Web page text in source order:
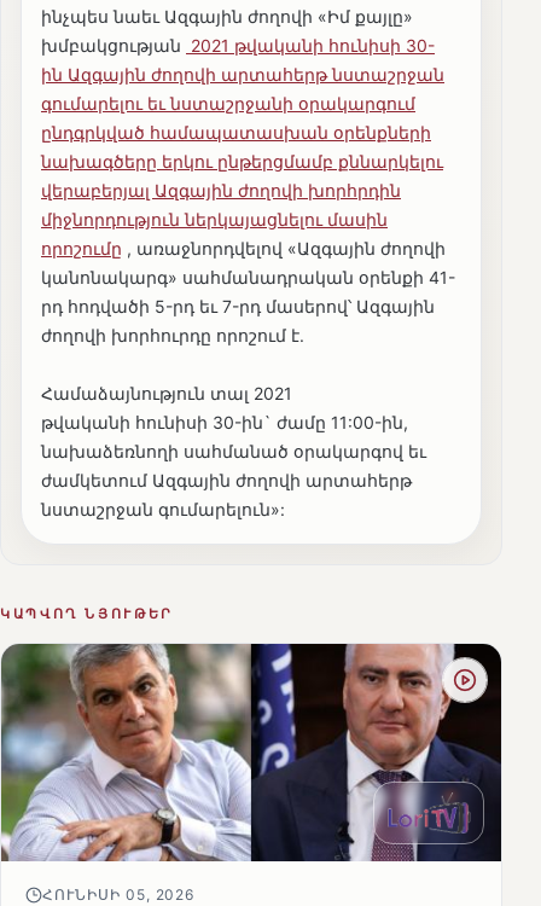
ինչպես նաեւ Ազգային ժողովի «Իմ քայլը»
խմբակցության 2021 թվականի հունիսի 30-
ին Ազգային ժողովի արտահերթ նստաշրջան
գումարելու եւ նստաշրջանի օրակարգում
ընդգրկված համապատասխան օրենքների
նախագծերը երկու ընթերցմամբ քննարկելու
վերաբերյալ Ազգային ժողովի խորհրդին
միջնորդություն ներկայացնելու մասին
որոշումը , առաջնորդվելով «Ազգային ժողովի
կանոնակարգ» սահմանադրական օրենքի 41-
րդ հոդվածի 5-րդ եւ 7-րդ մասերով՝ Ազգային
ժողովի խորհուրդը որոշում է.
Համաձայնություն տալ 2021
թվականի հունիսի 30-ին` ժամը 11:00-ին,
նախաձեռնողի սահմանած օրակարգով եւ
ժամկետում Ազգային ժողովի արտահերթ
նստաշրջան գումարելուն»:
ԿԱՊՎՈՂ ՆՅՈՒԹԵՐ
ՀՈՒՆԻՍԻ 05, 2026